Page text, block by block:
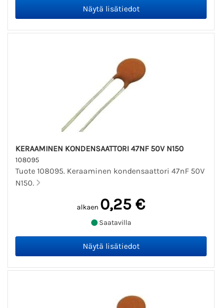
KERAAMINEN KONDENSAATTORI 47NF 50V N150
108095
Tuote 108095. Keraaminen kondensaattori 47nF 50V
N150.
alkaen 0,25 €
Saatavilla